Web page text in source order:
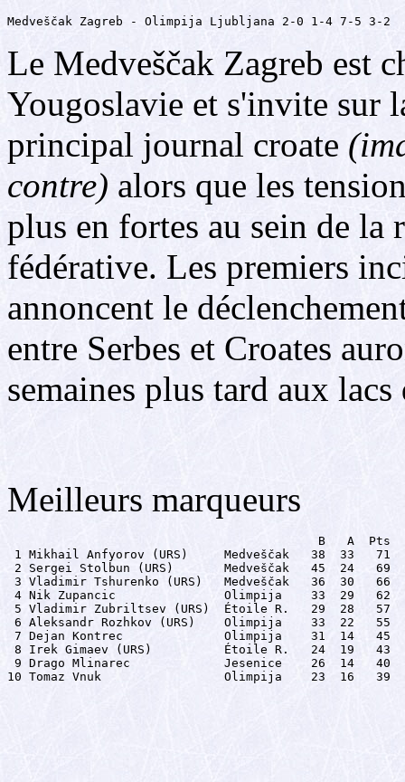
Medveščak Zagreb - Olimpija Ljubljana 2-0 1-4 7-5 3-2
Le Medveščak Zagreb est
Yougoslavie et s'invite sur
principal journal croate
contre) alors que les
plus en fortes au sein de la
fédérative. Les premiers
annoncent le
entre Serbes et Croates
semaines plus tard aux
Meilleurs marqueurs
                                           B   A  Pts
1 Mikhail Anfyorov (URS)     Medveščak   38  33   71
2 Sergei Stolbun (URS)       Medveščak   45  24   69
3 Vladimir Tshurenko (URS)   Medveščak   36  30   66
4 Nik Zupancic               Olimpija    33  29   62
5 Vladimir Zubriltsev (URS)  Étoile R.   29  28   57
6 Aleksandr Rozhkov (URS)    Olimpija    33  22   55
7 Dejan Kontrec              Olimpija    31  14   45
8 Irek Gimaev (URS)          Étoile R.   24  19   43
9 Drago Mlinarec             Jesenice    26  14   40
10 Tomaz Vnuk                 Olimpija    23  16   39